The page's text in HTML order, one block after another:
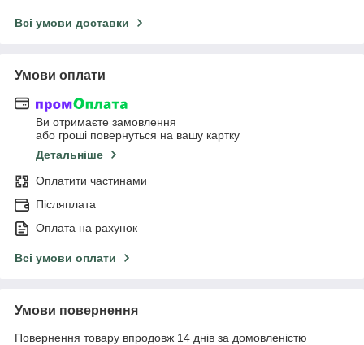
Всі умови доставки
Умови оплати
Ви отримаєте замовлення
або гроші повернуться на вашу картку
Детальніше
Оплатити частинами
Післяплата
Оплата на рахунок
Всі умови оплати
Умови повернення
Повернення товару впродовж 14 днів за домовленістю